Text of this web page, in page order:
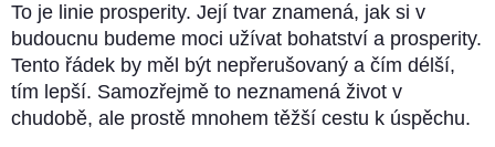
To je linie prosperity. Její tvar znamená, jak si v
budoucnu budeme moci užívat bohatství a prosperity.
Tento řádek by měl být nepřerušovaný a čím délší,
tím lepší. Samozřejmě to neznamená život v
chudobě, ale prostě mnohem těžší cestu k úspěchu.